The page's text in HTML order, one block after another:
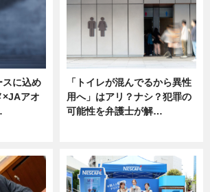
スに込め
×JAアオ
「トイレが混んでるから異性
用へ」はアリ？ナシ？犯罪の
可能性を弁護士が解…